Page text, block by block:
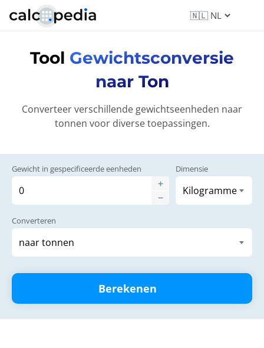
Tool Gewichtsconversie
naar Ton
Converteer verschillende gewichtseenheden naar
tonnen voor diverse toepassingen.
Gewicht in gespecificeerde eenheden Dimensie
Converteren
Berekenen